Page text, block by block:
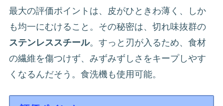
最大の評価ポイントは、皮がひときわ薄く、しか
も均一にむけること。その秘密は、切れ味抜群の
ステンレススチール。すっと刃が入るため、食材
の繊維を傷つけず、みずみずしさをキープしやす
くなるんだそう。食洗機も使用可能。